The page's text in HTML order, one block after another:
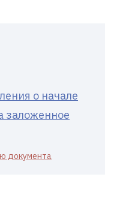
о начале
заложенное
документа